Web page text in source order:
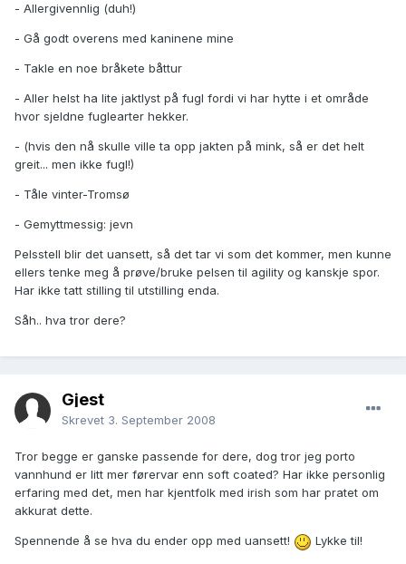
- Allergivennlig (duh!)
- Gå godt overens med kaninene mine
- Takle en noe bråkete båttur
- Aller helst ha lite jaktlyst på fugl fordi vi har hytte i et område
hvor sjeldne fuglearter hekker.
- (hvis den nå skulle ville ta opp jakten på mink, så er det helt
greit... men ikke fugl!)
- Tåle vinter-Tromsø
- Gemyttmessig: jevn
Pelsstell blir det uansett, så det tar vi som det kommer, men kunne
ellers tenke meg å prøve/bruke pelsen til agility og kanskje spor.
Har ikke tatt stilling til utstilling enda.
Såh.. hva tror dere?
Gjest
Skrevet 3. September 2008
Tror begge er ganske passende for dere, dog tror jeg porto
vannhund er litt mer førervar enn soft coated? Har ikke personlig
erfaring med det, men har kjentfolk med irish som har pratet om
akkurat dette.
Spennende å se hva du ender opp med uansett! Lykke til!